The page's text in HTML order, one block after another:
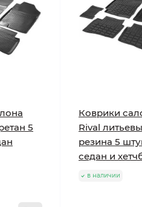
5
Коврики
Rival
резина 5
седан и
в наличии